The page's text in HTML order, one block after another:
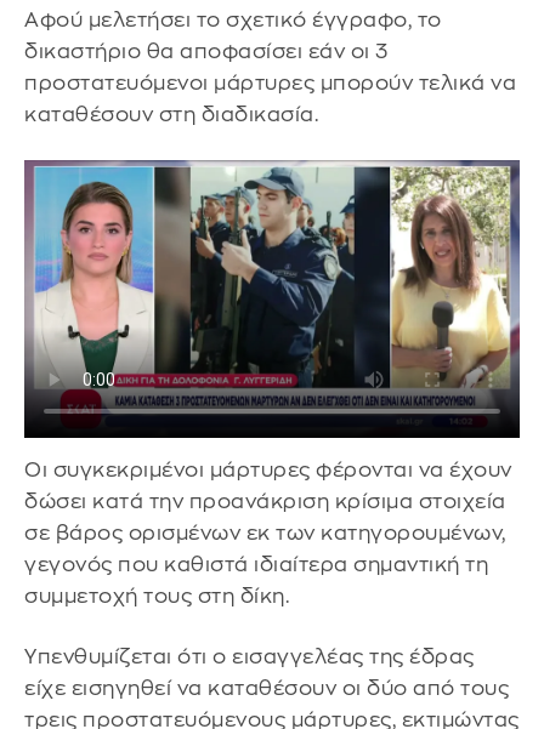
Αφού μελετήσει το σχετικό έγγραφο, το
δικαστήριο θα αποφασίσει εάν οι 3
προστατευόμενοι μάρτυρες μπορούν τελικά να
καταθέσουν στη διαδικασία.
Οι συγκεκριμένοι μάρτυρες φέρονται να έχουν
δώσει κατά την προανάκριση κρίσιμα στοιχεία
σε βάρος ορισμένων εκ των κατηγορουμένων,
γεγονός που καθιστά ιδιαίτερα σημαντική τη
συμμετοχή τους στη δίκη.
Υπενθυμίζεται ότι ο εισαγγελέας της έδρας
είχε εισηγηθεί να καταθέσουν οι δύο από τους
τρεις προστατευόμενους μάρτυρες, εκτιμώντας